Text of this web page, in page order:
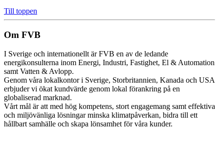
Till toppen
Om FVB
I Sverige och internationellt är FVB en av de ledande
energikonsulterna inom Energi, Industri, Fastighet, El & Automation
samt Vatten & Avlopp.
Genom våra lokalkontor i Sverige, Storbritannien, Kanada och USA
erbjuder vi ökat kundvärde genom lokal förankring på en
globaliserad marknad.
Vårt mål är att med hög kompetens, stort engagemang samt effektiva
och miljövänliga lösningar minska klimatpåverkan, bidra till ett
hållbart samhälle och skapa lönsamhet för våra kunder.